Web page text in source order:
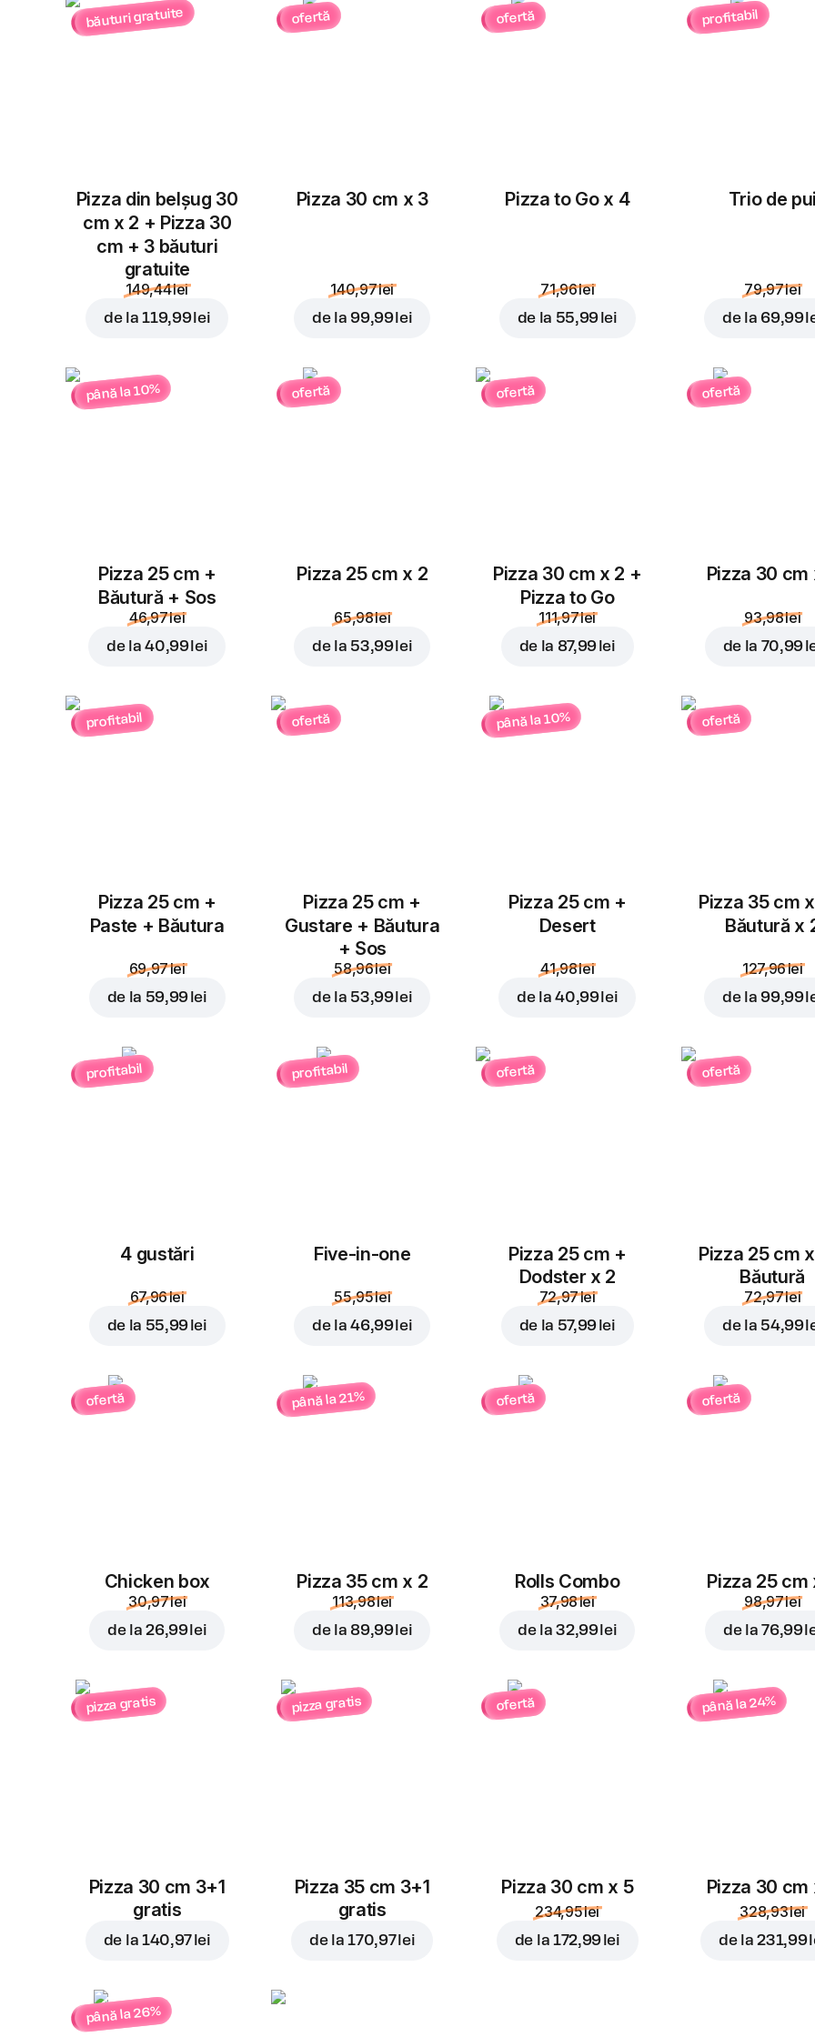
Ananas
4,00 lei
băuturi gratuite
Pizza din belșug 30
cm x 2 + Pizza 30
cm + 3 băuturi
gratuite
149,44 lei
de la119,99 lei
ofertă
Pizza 30 cm x 3
140,97 lei
de la 99,99 lei
ofertă
Pizza to Go x 4
71,96 lei
de la 55,99 lei
profitabil
Trio de pui
79,97 lei
de la 69,99
până la 10%
Pizza 25 cm +
Băutură + Sos
46,97 lei
de la40,99 lei
ofertă
Pizza 25 cm x 2
65,98 lei
de la 53,99 lei
ofertă
Pizza 30 cm x 2 +
Pizza to Go
111,97 lei
de la 87,99 lei
ofertă
Pizza 30 cm
93,98 lei
de la 70,99
profitabil
Pizza 25 cm +
Paste + Băutura
69,97 lei
de la 59,99 lei
ofertă
Pizza 25 cm +
Gustare + Băutura
+ Sos
58,96 lei
de la 53,99 lei
până la 10%
Pizza 25 cm +
Desert
41,98 lei
de la40,99 lei
ofertă
Pizza 35 cm
Băutură x
127,96 lei
de la 99,99
profitabil
4 gustări
67,96 lei
de la 55,99 lei
profitabil
Five-in-one
55,95 lei
de la46,99 lei
ofertă
Pizza 25 cm +
Dodster x 2
72,97 lei
de la 57,99 lei
ofertă
Pizza 25 cm
Băutură
72,97 lei
de la 54,99
ofertă
Chicken box
30,97 lei
de la26,99 lei
până la 21%
Pizza 35 cm x 2
113,98 lei
de la 89,99 lei
ofertă
Rolls Combo
37,98 lei
de la32,99 lei
ofertă
Pizza 25 cm
98,97 lei
de la76,99
pizza gratis
Pizza 30 cm 3+1
gratis
de la 140,97 lei
pizza gratis
Pizza 35 cm 3+1
gratis
de la170,97 lei
ofertă
Pizza 30 cm x 5
234,95 lei
de la 172,99 lei
până la 24%
Pizza 30 cm
328,93 lei
de la231,99
până la 26%